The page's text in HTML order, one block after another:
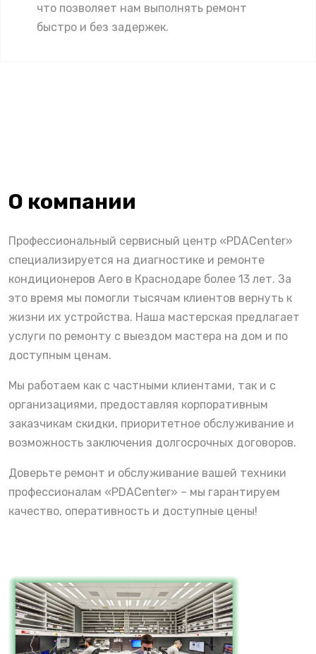
что позволяет нам выполнять ремонт
быстро и без задержек.
О компании
Профессиональный сервисный центр «PDACenter»
специализируется на диагностике и ремонте
кондиционеров Aero в Краснодаре более 13 лет. За
это время мы помогли тысячам клиентов вернуть к
жизни их устройства. Наша мастерская предлагает
услуги по ремонту с выездом мастера на дом и по
доступным ценам.
Мы работаем как с частными клиентами, так и с
организациями, предоставляя корпоративным
заказчикам скидки, приоритетное обслуживание и
возможность заключения долгосрочных договоров.
Доверьте ремонт и обслуживание вашей техники
профессионалам «PDACenter» – мы гарантируем
качество, оперативность и доступные цены!